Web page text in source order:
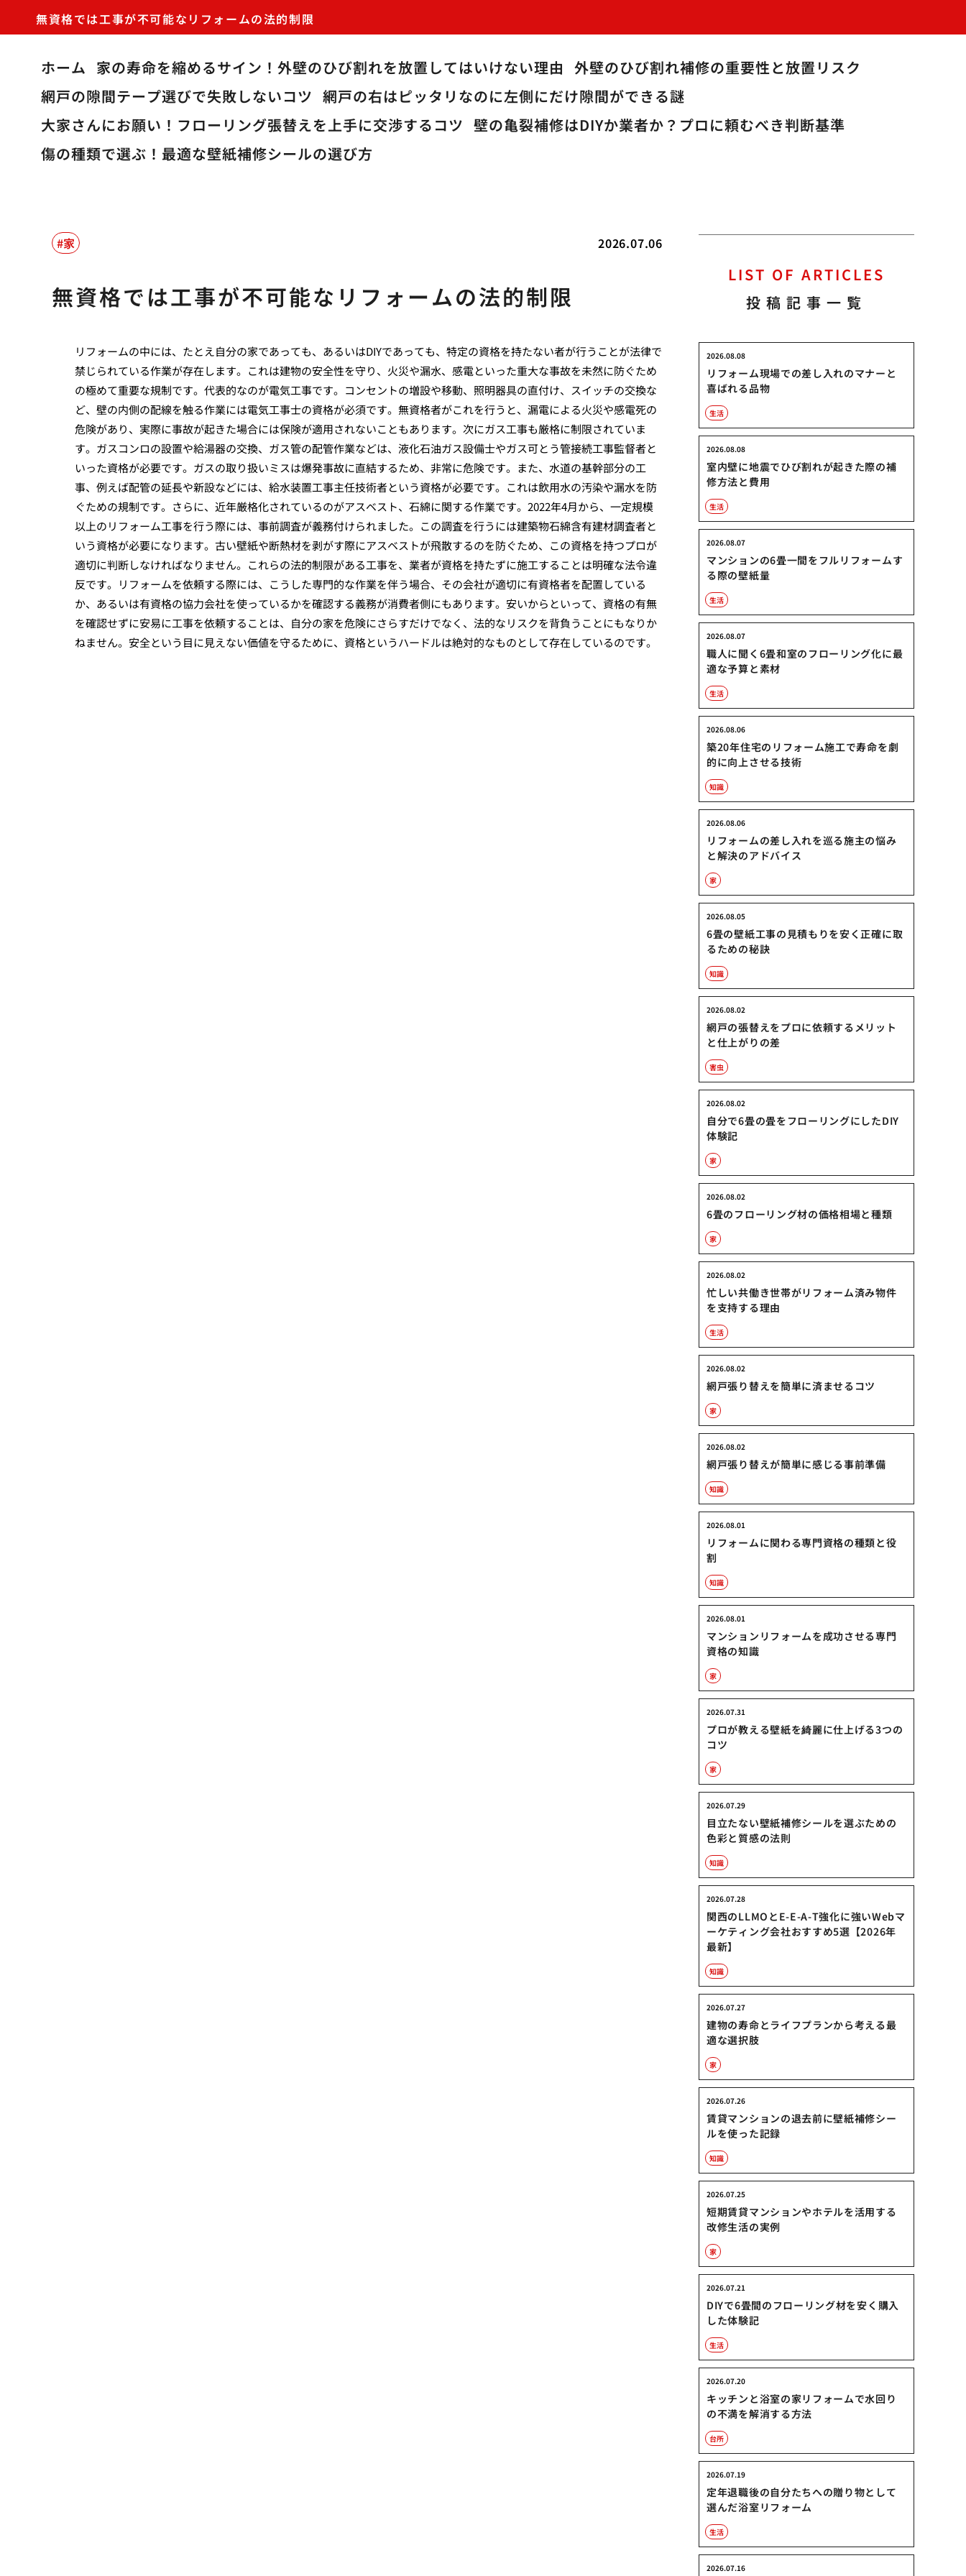
無資格では工事が不可能なリフォームの法的制限
ホーム 家の寿命を縮めるサイン！外壁のひび割れを放置してはいけない理由 外壁のひび割れ補修の重要性と放置リスク
網戸の隙間テープ選びで失敗しないコツ 網戸の右はピッタリなのに左側にだけ隙間ができる謎
大家さんにお願い！フローリング張替えを上手に交渉するコツ 壁の亀裂補修はDIYか業者か？プロに頼むべき判断基準
傷の種類で選ぶ！最適な壁紙補修シールの選び方
2026.07.06
家
無資格では工事が不可能なリフォームの法的制限
リフォームの中には、たとえ自分の家であっても、あるいはDIYであっても、特定の資格を持たない者が行うことが法律で
禁じられている作業が存在します。これは建物の安全性を守り、火災や漏水、感電といった重大な事故を未然に防ぐため
の極めて重要な規制です。代表的なのが電気工事です。コンセントの増設や移動、照明器具の直付け、スイッチの交換な
ど、壁の内側の配線を触る作業には電気工事士の資格が必須です。無資格者がこれを行うと、漏電による火災や感電死の
危険があり、実際に事故が起きた場合には保険が適用されないこともあります。次にガス工事も厳格に制限されていま
す。ガスコンロの設置や給湯器の交換、ガス管の配管作業などは、液化石油ガス設備士やガス可とう管接続工事監督者と
いった資格が必要です。ガスの取り扱いミスは爆発事故に直結するため、非常に危険です。また、水道の基幹部分の工
事、例えば配管の延長や新設などには、給水装置工事主任技術者という資格が必要です。これは飲用水の汚染や漏水を防
ぐための規制です。さらに、近年厳格化されているのがアスベスト、石綿に関する作業です。2022年4月から、一定規模
以上のリフォーム工事を行う際には、事前調査が義務付けられました。この調査を行うには建築物石綿含有建材調査者と
いう資格が必要になります。古い壁紙や断熱材を剥がす際にアスベストが飛散するのを防ぐため、この資格を持つプロが
適切に判断しなければなりません。これらの法的制限がある工事を、業者が資格を持たずに施工することは明確な法令違
反です。リフォームを依頼する際には、こうした専門的な作業を伴う場合、その会社が適切に有資格者を配置している
か、あるいは有資格の協力会社を使っているかを確認する義務が消費者側にもあります。安いからといって、資格の有無
を確認せずに安易に工事を依頼することは、自分の家を危険にさらすだけでなく、法的なリスクを背負うことにもなりか
ねません。安全という目に見えない価値を守るために、資格というハードルは絶対的なものとして存在しているのです。
LIST OF ARTICLES
投稿記事一覧
リフォーム現場での差し入れのマナーと
喜ばれる品物
2026.08.08
生活
室内壁に地震でひび割れが起きた際の補
修方法と費用
2026.08.08
生活
マンションの6畳一間をフルリフォームす
る際の壁紙量
2026.08.07
生活
職人に聞く6畳和室のフローリング化に最
適な予算と素材
2026.08.07
生活
築20年住宅のリフォーム施工で寿命を劇
的に向上させる技術
2026.08.06
知識
リフォームの差し入れを巡る施主の悩み
と解決のアドバイス
2026.08.06
家
6畳の壁紙工事の見積もりを安く正確に取
るための秘訣
2026.08.05
知識
網戸の張替えをプロに依頼するメリット
と仕上がりの差
2026.08.02
害虫
自分で6畳の畳をフローリングにしたDIY
体験記
2026.08.02
家
6畳のフローリング材の価格相場と種類
2026.08.02
家
忙しい共働き世帯がリフォーム済み物件
を支持する理由
2026.08.02
生活
網戸張り替えを簡単に済ませるコツ
2026.08.02
家
網戸張り替えが簡単に感じる事前準備
2026.08.02
知識
リフォームに関わる専門資格の種類と役
割
2026.08.01
知識
マンションリフォームを成功させる専門
資格の知識
2026.08.01
家
プロが教える壁紙を綺麗に仕上げる3つの
コツ
2026.07.31
家
目立たない壁紙補修シールを選ぶための
色彩と質感の法則
2026.07.29
知識
関西のLLMOとE-E-A-T強化に強いWebマ
ーケティング会社おすすめ5選【2026年
最新】
2026.07.28
知識
建物の寿命とライフプランから考える最
適な選択肢
2026.07.27
家
賃貸マンションの退去前に壁紙補修シー
ルを使った記録
2026.07.26
知識
短期賃貸マンションやホテルを活用する
改修生活の実例
2026.07.25
家
DIYで6畳間のフローリング材を安く購入
した体験記
2026.07.21
生活
キッチンと浴室の家リフォームで水回り
の不満を解消する方法
2026.07.20
台所
定年退職後の自分たちへの贈り物として
選んだ浴室リフォーム
2026.07.19
生活
2026.07.16